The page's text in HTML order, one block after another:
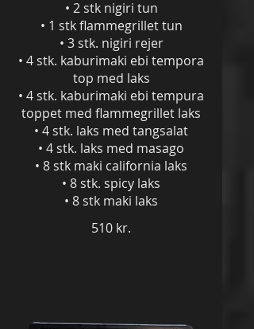
• 2 stk nigiri tun
• 1 stk flammegrillet tun
• 3 stk. nigiri rejer
• 4 stk. kaburimaki ebi tempora
top med laks
• 4 stk. kaburimaki ebi tempura
toppet med flammegrillet laks
• 4 stk. laks med tangsalat
• 4 stk. laks med masago
• 8 stk maki california laks
• 8 stk. spicy laks
• 8 stk maki laks
510 kr.